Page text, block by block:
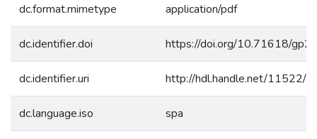
dc.format.mimetype application/pdf
dc.identifier.doi https://doi.org/10.71618/
dc.identifier.uri http://hdl.handle.net/11522/
dc.language.iso spa